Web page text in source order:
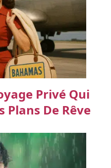
Privé Qui
Plans De Rêve